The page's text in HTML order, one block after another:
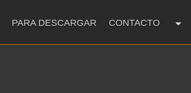
PARA DESCARGAR CONTACTO